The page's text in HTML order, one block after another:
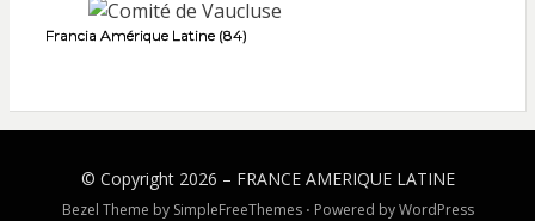
Francia Amérique Latine (84)
© Copyright 2026 – FRANCE AMERIQUE LATINE
Bezel Theme by SimpleFreeThemes ⋅ Powered byWordPress